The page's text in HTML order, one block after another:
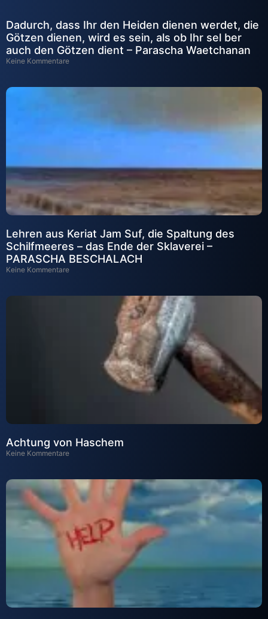
Dadurch, dass Ihr den Heiden dienen werdet, die
Götzen dienen, wird es sein, als ob Ihr sel ber
auch den Götzen dient – Parascha Waetchanan
Keine Kommentare
Lehren aus Keriat Jam Suf, die Spaltung des
Schilfmeeres – das Ende der Sklaverei –
PARASCHA BESCHALACH
Keine Kommentare
Achtung von Haschem
Keine Kommentare